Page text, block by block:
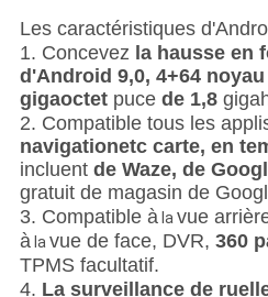
Les caractéristiques
1. Concevez la hausse en
d'Android 9,0, 4+64
gigaoctetpuce de 1,8
2. Compatible tous les
navigationetccarte, en
incluent de Waze, de
gratuit de magasin de
3. Compatible àlavue
àlavue de face, DVR, 360
TPMS facultatif.
4. La surveillance de